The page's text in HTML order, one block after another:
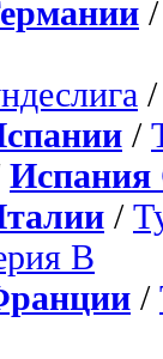
/
/
/
Испания
/
B
/